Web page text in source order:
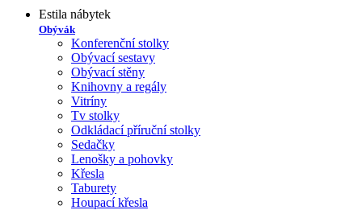
Estila nábytek
Obývák
Konferenční stolky
Obývací sestavy
Obývací stěny
Knihovny a regály
Vitríny
Tv stolky
Odkládací příruční stolky
Sedačky
Lenošky a pohovky
Křesla
Taburety
Houpací křesla